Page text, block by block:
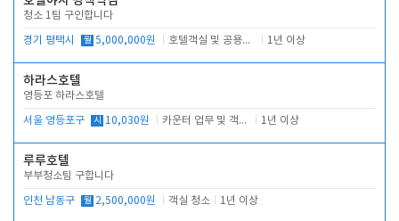
청소 1팀 구인합니다
경기 평택시 월 5,000,000원 호텔객실 및 공용시설 청소 관리 1년 이상
하라스호텔
영등포 하라스호텔
서울 영등포구 시 10,030원 카운터 업무 및 객실관리(청소상태 확인, 객실판매) 1년 이상
루루호텔
부부청소팀 구합니다
인천 남동구 월 2,500,000원 객실 청소 1년 이상